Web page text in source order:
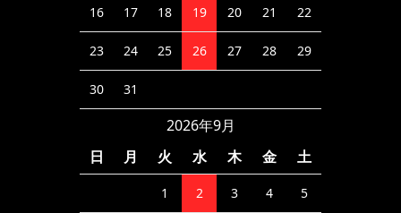
16 17 18 19 20 21 22
23 24 25 26 27 28 29
30 31
2026年9月
日
月 火 水 木 金 土
1 2 3 4 5